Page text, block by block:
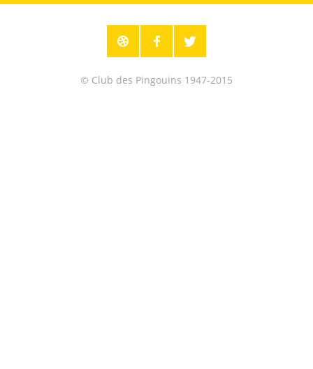
© Club des Pingouins 1947-2015